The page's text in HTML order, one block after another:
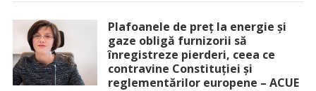
Plafoanele de preț la energie și
gaze obligă furnizorii să
înregistreze pierderi, ceea ce
contravine Constituției și
reglementărilor europene – ACUE